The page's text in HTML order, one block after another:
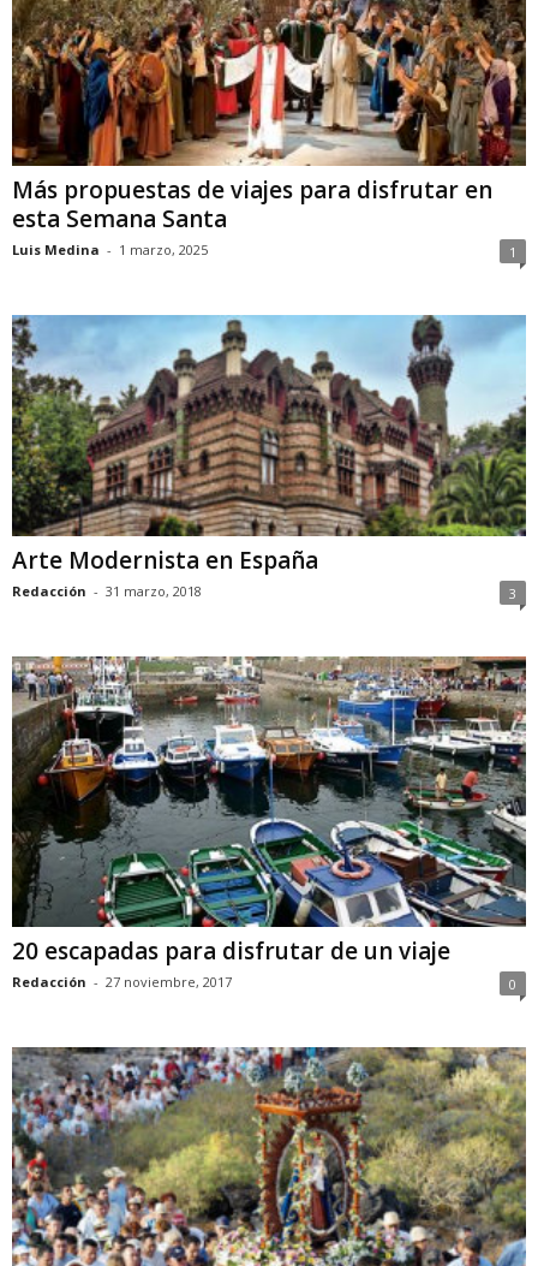
Más propuestas de viajes para disfrutar en
esta Semana Santa
Luis Medina - 1 marzo, 2025 1
Arte Modernista en España
Redacción - 31 marzo, 2018 3
20 escapadas para disfrutar de un viaje
Redacción - 27 noviembre, 2017 0